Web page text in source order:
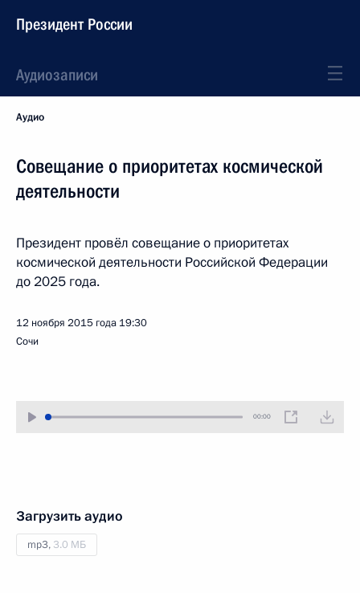
Президент России
Аудиозаписи
Аудио
Совещание о приоритетах космической
деятельности
Президент провёл совещание о приоритетах
космической деятельности Российской Федерации
до 2025 года.
12 ноября 2015 года 19:30
Сочи
00:00
Загрузить аудио
mp3, 3.0 МБ